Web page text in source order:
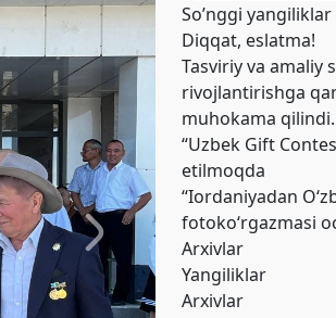
So’nggi yangiliklar
Diqqat, eslatma!
Tasviriy va amaliy
rivojlantirishga
muhokama qilindi.
“Uzbek Gift
etilmoqda
“Iordaniyadan
fotoko‘rgazmasi
Arxivlar
Yangiliklar
Arxivlar